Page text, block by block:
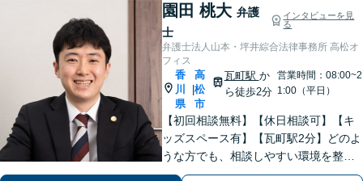
園田 桃大 弁護
士
インタビューを見
る
弁護士法人山本・坪井綜合法律事務所 高松オ
フィス
香
川
県
高
松
市
瓦町駅 か
ら徒歩2分
営業時間：08:00~2
1:00（平日）
【初回相談無料】【休日相談可】【キ
ッズスペース有】【瓦町駅2分】どのよ
うな方でも、相談しやすい環境を整え
ています。依頼者様に寄り添った対応